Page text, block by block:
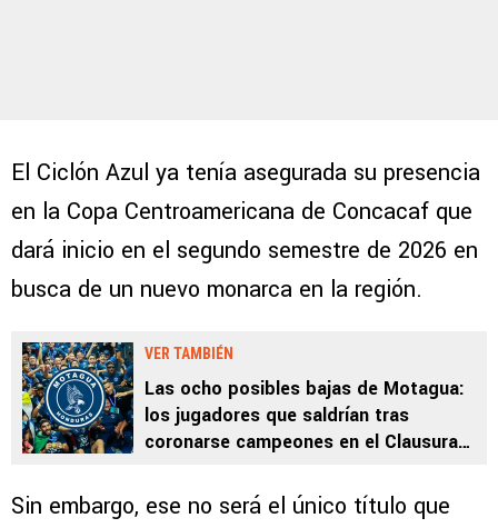
El Ciclón Azul ya tenía asegurada su presencia
en la Copa Centroamericana de Concacaf que
dará inicio en el segundo semestre de 2026 en
busca de un nuevo monarca en la región.
VER TAMBIÉN
Las ocho posibles bajas de Motagua:
los jugadores que saldrían tras
coronarse campeones en el Clausura
Sin embargo, ese no será el único título que